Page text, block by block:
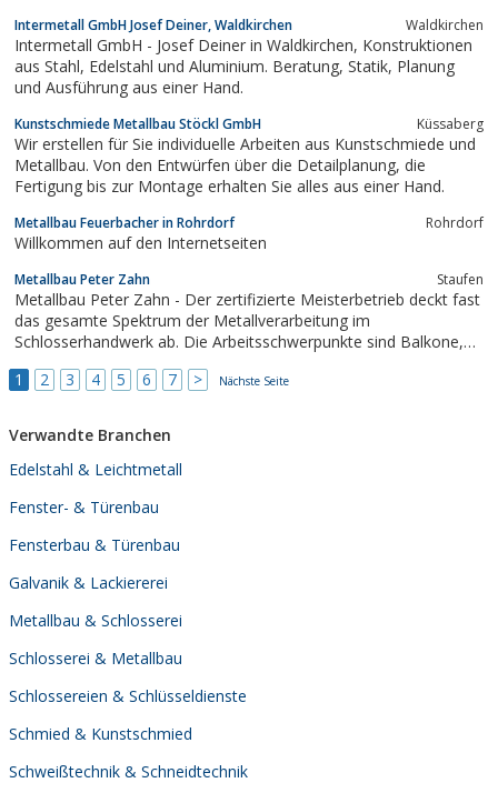
Intermetall GmbH Josef Deiner, Waldkirchen Waldkirchen
Intermetall GmbH - Josef Deiner in Waldkirchen, Konstruktionen
aus Stahl, Edelstahl und Aluminium. Beratung, Statik, Planung
und Ausführung aus einer Hand.
Kunstschmiede Metallbau Stöckl GmbH Küssaberg
Wir erstellen für Sie individuelle Arbeiten aus Kunstschmiede und
Metallbau. Von den Entwürfen über die Detailplanung, die
Fertigung bis zur Montage erhalten Sie alles aus einer Hand.
Metallbau Feuerbacher in Rohrdorf Rohrdorf
Willkommen auf den Internetseiten
Metallbau Peter Zahn Staufen
Metallbau Peter Zahn - Der zertifizierte Meisterbetrieb deckt fast
das gesamte Spektrum der Metallverarbeitung im
Schlosserhandwerk ab. Die Arbeitsschwerpunkte sind Balkone,
Überdachungen sowie individuelle Kundenwünsche
1 2 3 4 5 6 7 > Nächste Seite
Verwandte Branchen
Edelstahl & Leichtmetall
Fenster- & Türenbau
Fensterbau & Türenbau
Galvanik & Lackiererei
Metallbau & Schlosserei
Schlosserei & Metallbau
Schlossereien & Schlüsseldienste
Schmied & Kunstschmied
Schweißtechnik & Schneidtechnik